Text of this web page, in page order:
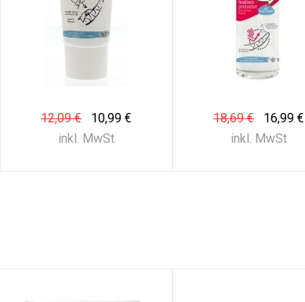
12,09 €
10,99 €
inkl. MwSt
18,69 €
16,99 €
inkl. MwSt